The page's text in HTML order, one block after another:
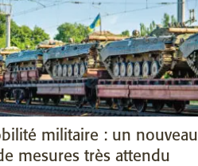
militaire : un nouveau
mesures très attendu